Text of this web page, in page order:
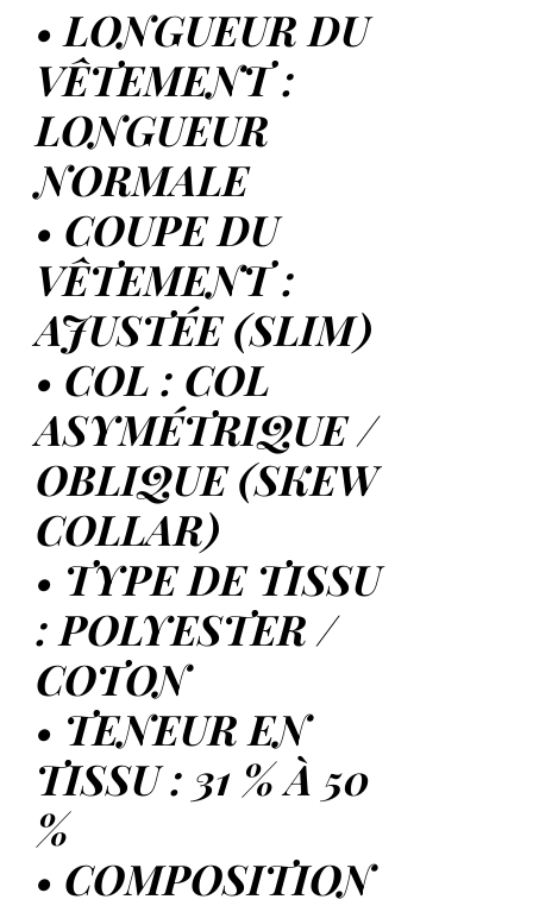
• LONGUEUR DU
VÊTEMENT :
LONGUEUR
NORMALE
• COUPE DU
VÊTEMENT :
AJUSTÉE (SLIM)
• COL : COL
ASYMÉTRIQUE /
OBLIQUE (SKEW
COLLAR)
• TYPE DE TISSU
: POLYESTER /
COTON
• TENEUR EN
TISSU : 31 % À 50
%
• COMPOSITION